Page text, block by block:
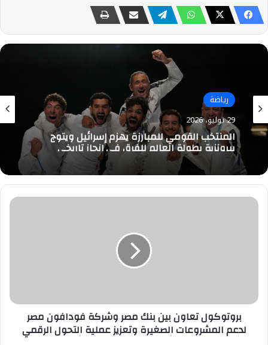
رياضة
29 يوليو، 2026
المنتخب القومي للمبارزة يهزم إسرائيل ويتوج
ببرونزية بطولة العالم للفرق في إنجاز تاريخي
بروتوكول
لدعم
المشروعات
الصغيرة
بروتوكول تعاون بين بنك مصر وشركة فودافون مصر
لدعم المشروعات الصغيرة وتعزيز عملية التحول الرقمي